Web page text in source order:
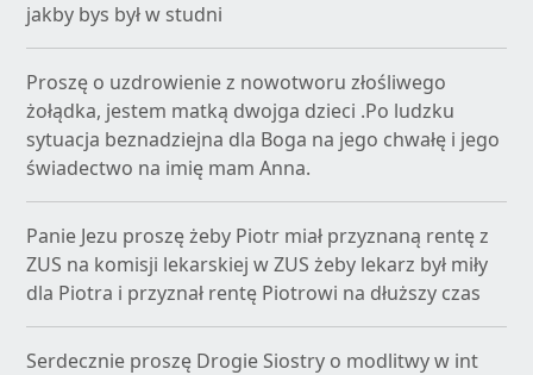
jakby bys był w studni
Proszę o uzdrowienie z nowotworu złośliwego
żołądka, jestem matką dwojga dzieci .Po ludzku
sytuacja beznadziejna dla Boga na jego chwałę i jego
świadectwo na imię mam Anna.
Panie Jezu proszę żeby Piotr miał przyznaną rentę z
ZUS na komisji lekarskiej w ZUS żeby lekarz był miły
dla Piotra i przyznał rentę Piotrowi na dłuższy czas
Serdecznie proszę Drogie Siostry o modlitwy w int